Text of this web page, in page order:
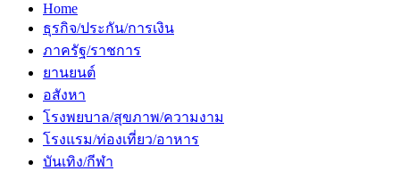
Home
ธุรกิจ/ประกัน/การเงิน
ภาครัฐ/ราชการ
ยานยนต์
อสังหา
โรงพยบาล/สุขภาพ/ความงาม
โรงแรม/ท่องเที่ยว/อาหาร
บันเทิง/กีฬา